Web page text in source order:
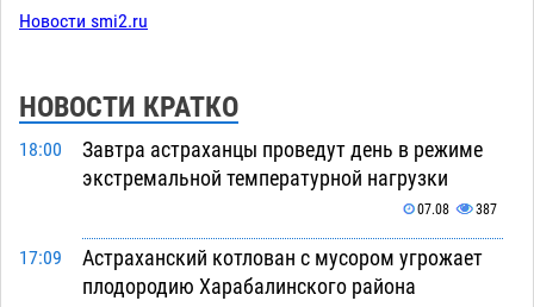
Новости smi2.ru
НОВОСТИ КРАТКО
18:00
Завтра астраханцы проведут день в режиме
экстремальной температурной нагрузки
07.08 387
17:09
Астраханский котлован с мусором угрожает
плодородию Харабалинского района